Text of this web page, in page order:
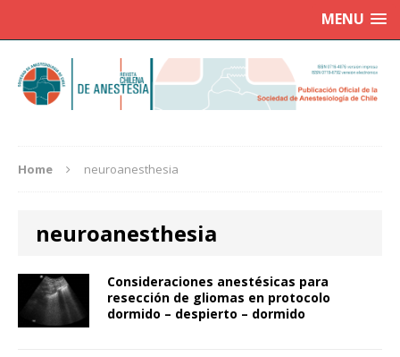
MENU
Home neuroanesthesia
neuroanesthesia
Consideraciones anestésicas para
resección de gliomas en protocolo
dormido – despierto – dormido